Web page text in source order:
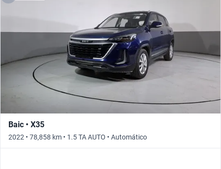
Baic • X35
2022 • 78,858 km • 1.5 TA AUTO • Automático